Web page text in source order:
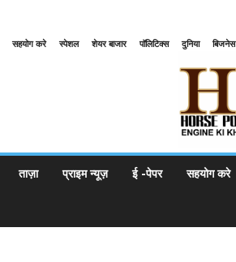
सहयोग करे स्पेशल शेयर बाजार पॉलिटिक्स दुनिया बिजनेस
ताज़ा प्राइम न्यूज़ ई -पेपर सहयोग करे